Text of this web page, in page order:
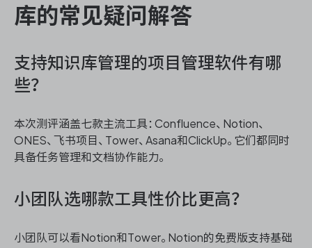
库的常见疑问解答
支持知识库管理的项目管理软件有哪
些？
本次测评涵盖七款主流工具：Confluence、Notion、
ONES、飞书项目、Tower、Asana和ClickUp。它们都同时
具备任务管理和文档协作能力。
小团队选哪款工具性价比更高？
小团队可以看Notion和Tower。Notion的免费版支持基础